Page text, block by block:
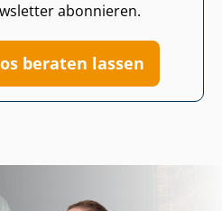
abonnieren.
beraten lassen